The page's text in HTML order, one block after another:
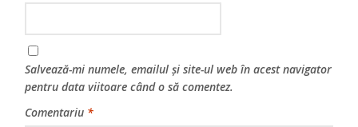
Salvează-mi numele, emailul și site-ul web în acest navigator
pentru data viitoare când o să comentez.
Comentariu *